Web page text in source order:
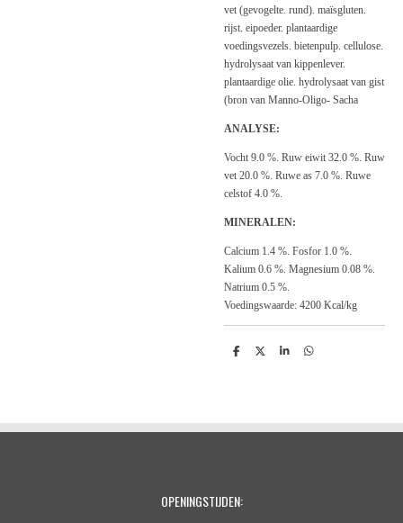
vet (gevogelte. rund). maïsgluten.
rijst. eipoeder. plantaardige
voedingsvezels. bietenpulp. cellulose.
hydrolysaat van kippenlever.
plantaardige olie. hydrolysaat van gist
(bron van Manno-Oligo- Sacha
ANALYSE:
Vocht 9.0 %. Ruw eiwit 32.0 %. Ruw
vet 20.0 %. Ruwe as 7.0 %. Ruwe
celstof 4.0 %.
MINERALEN:
Calcium 1.4 %. Fosfor 1.0 %.
Kalium 0.6 %. Magnesium 0.08 %.
Natrium 0.5 %.
Voedingswaarde: 4200 Kcal/kg
D
D
S
D
OPENINGSTIJDEN: